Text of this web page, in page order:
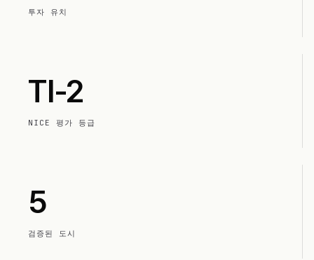
투자 유치
TI-2
NICE 평가 등급
5
검증된 도시